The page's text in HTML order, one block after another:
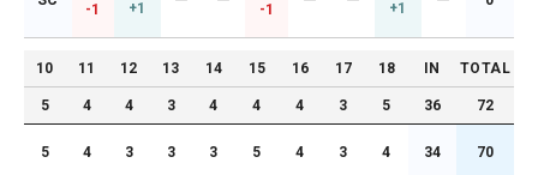
-1 +1 -1 +1
10 11 12 13 14 15 16 17 18 IN TOTAL
5 4 4 3 4 4 4 3 5 36 72
5 4 3 3 3 5 4 3 4 34 70